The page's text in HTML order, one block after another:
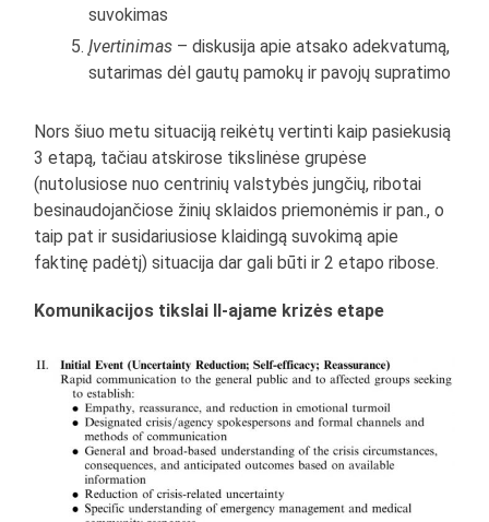
suvokimas
Įvertinimas – diskusija apie atsako adekvatumą,
sutarimas dėl gautų pamokų ir pavojų supratimo
Nors šiuo metu situaciją reikėtų vertinti kaip pasiekusią
3 etapą, tačiau atskirose tikslinėse grupėse
(nutolusiose nuo centrinių valstybės jungčių, ribotai
besinaudojančiose žinių sklaidos priemonėmis ir pan., o
taip pat ir susidariusiose klaidingą suvokimą apie
faktinę padėtį) situacija dar gali būti ir 2 etapo ribose.
Komunikacijos tikslai II-ajame krizės etape